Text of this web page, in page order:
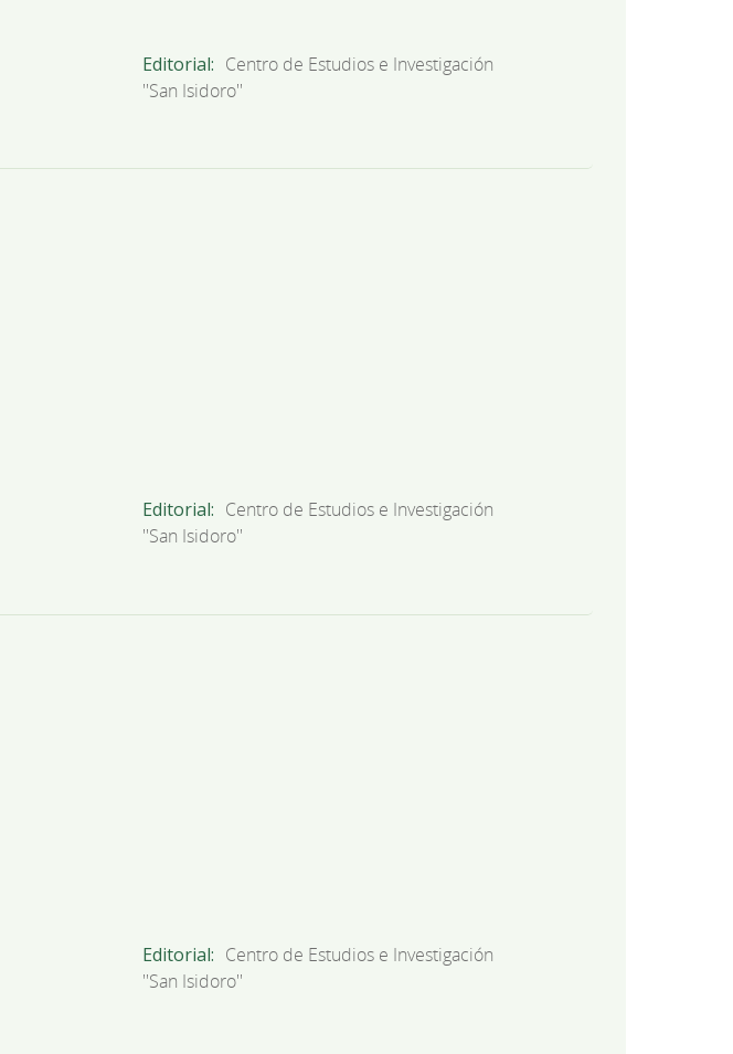
Editorial
Centro de Estudios e Investigación
''San Isidoro''
Editorial
Centro de Estudios e Investigación
''San Isidoro''
Editorial
Centro de Estudios e Investigación
''San Isidoro''